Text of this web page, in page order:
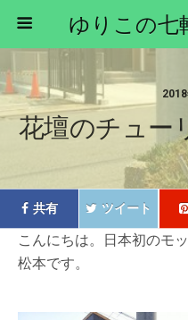
ゆりこの七
花壇のチュー
共有 ツイート
こんにちは。日本初のモ
松本です。